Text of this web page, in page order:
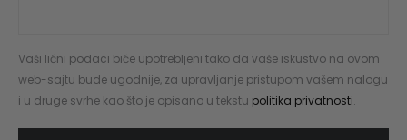
Vaši lićni podaci biće upotrebljeni tako da vaše iskustvo na ovom
web-sajtu bude ugodnije, za upravljanje pristupom vašem nalogu
i u druge svrhe kao što je opisano u tekstu politika privatnosti.